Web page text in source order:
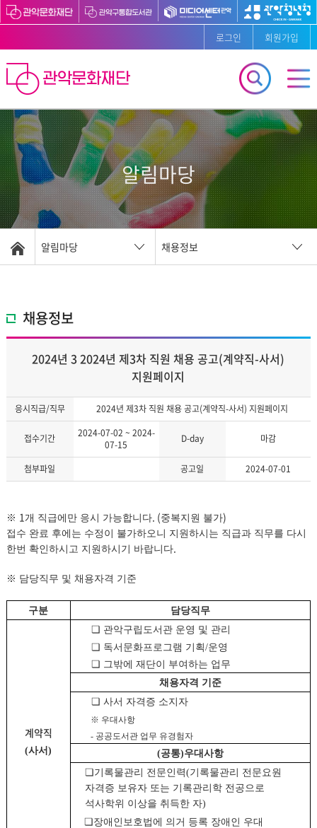
로그인 회원가입
알림마당
알림마당 채용정보
채용정보
2024년 3 2024년 제3차 직원 채용 공고(계약직-사서)
지원페이지
응시직급/직무 2024년 제3차 직원 채용 공고(계약직-사서) 지원페이지
접수기간
2024-07-02 ~ 2024-
07-15
D-day 마감
첨부파일 공고일 2024-07-01
※ 1개 직급에만 응시 가능합니다. (중복지원 불가)
접수 완료 후에는 수정이 불가하오니 지원하시는 직급과 직무를 다시
한번 확인하시고 지원하시기 바랍니다.
※ 담당직무 및 채용자격 기준
구분 담당직무
계약직
(사서)
❏ 관악구립도서관 운영 및 관리
❏ 독서문화프로그램 기획/운영
❏ 그밖에 재단이 부여하는 업무
채용자격 기준
❏사서 자격증 소지자
※ 우대사항
- 공공도서관 업무 유경험자
(공통)우대사항
❏기록물관리 전문인력(기록물관리 전문요원
자격증 보유자 또는 기록관리학 전공으로
석사학위 이상을 취득한 자)
❏장애인보호법에 의거 등록 장애인 우대